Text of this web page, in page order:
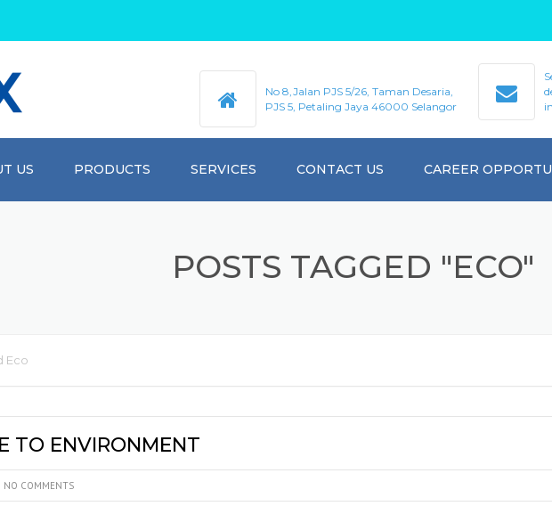
No 8,Jalan PJS 5/26, Taman Desaria,
PJS 5, Petaling Jaya 46000 Selangor
US PRODUCTS SERVICES
VIDEO
CONTACT US CAREER
POSTS TAGGED "ECO"
Eco
TO ENVIRONMENT
NO COMMENTS